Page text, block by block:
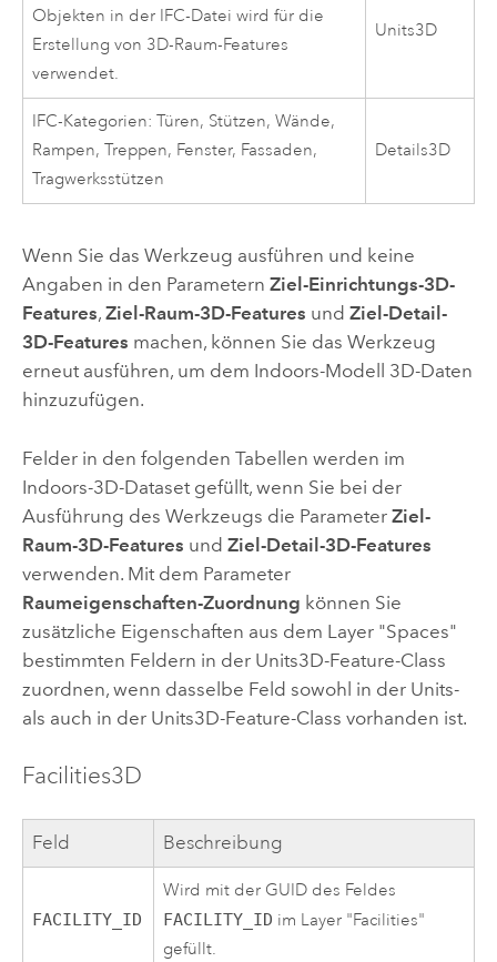
Objekten in der IFC-Datei wird für die
Erstellung von 3D-Raum-Features
verwendet.
Units3D
IFC-Kategorien: Türen, Stützen, Wände,
Rampen, Treppen, Fenster, Fassaden,
Tragwerksstützen
Details3D
Wenn Sie das Werkzeug ausführen und keine
Angaben in den Parametern Ziel-Einrichtungs-3D-
Features, Ziel-Raum-3D-Features und Ziel-Detail-
3D-Features machen, können Sie das Werkzeug
erneut ausführen, um dem Indoors-Modell 3D-Daten
hinzuzufügen.
Felder in den folgenden Tabellen werden im
Indoors-3D-Dataset gefüllt, wenn Sie bei der
Ausführung des Werkzeugs die Parameter Ziel-
Raum-3D-Features und Ziel-Detail-3D-Features
verwenden. Mit dem Parameter
Raumeigenschaften-Zuordnung können Sie
zusätzliche Eigenschaften aus dem Layer "Spaces"
bestimmten Feldern in der Units3D-Feature-Class
zuordnen, wenn dasselbe Feld sowohl in der Units-
als auch in der Units3D-Feature-Class vorhanden ist.
Facilities3D
Feld Beschreibung
FACILITY_ID
Wird mit der GUID des Feldes
FACILITY_ID im Layer "Facilities"
gefüllt.